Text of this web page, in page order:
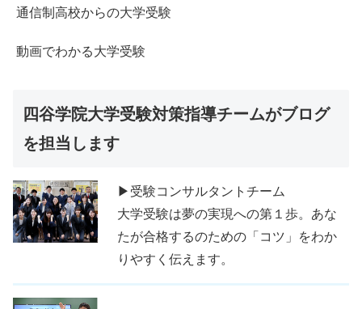
通信制高校からの大学受験
動画でわかる大学受験
四谷学院大学受験対策指導チームがブログ
を担当します
▶受験コンサルタントチーム
大学受験は夢の実現への第１歩。あな
たが合格するのための「コツ」をわか
りやすく伝えます。